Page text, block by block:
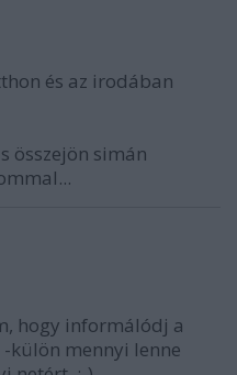
és az irodában
összejön simán
hogy informálódj a
külön mennyi lenne